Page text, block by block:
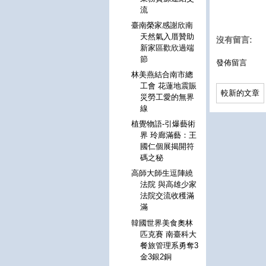
沒有留言:
發佈留言
較新的文章
流
臺南榮家感謝欣南
天然氣入厝贊助
新家區歡欣過端
節
林美燕結合南市總
工會 花蓮地震賑
災勞工愛的無界
線
植覺物語-引爆藝術
界 玲廊滿藝：王
國仁個展揭開符
碼之秘
高師大師生逗陣繞
法院 與高雄少家
法院交流收穫滿
滿
韓國世界美食奧林
匹克賽 南臺科大
餐旅管理系勇奪3
金3銀2銅